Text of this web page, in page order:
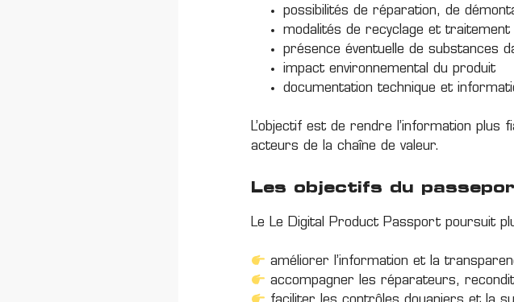
possibilités de réparation, de
modalités de recyclage et traitement
présence éventuelle de substances
impact environnemental du produit
documentation technique et
L’objectif est de rendre l’information plus
acteurs de la chaîne de valeur.
Les objectifs du
Le Le Digital Product Passport poursuit
améliorer l’information et la
accompagner les réparateurs,